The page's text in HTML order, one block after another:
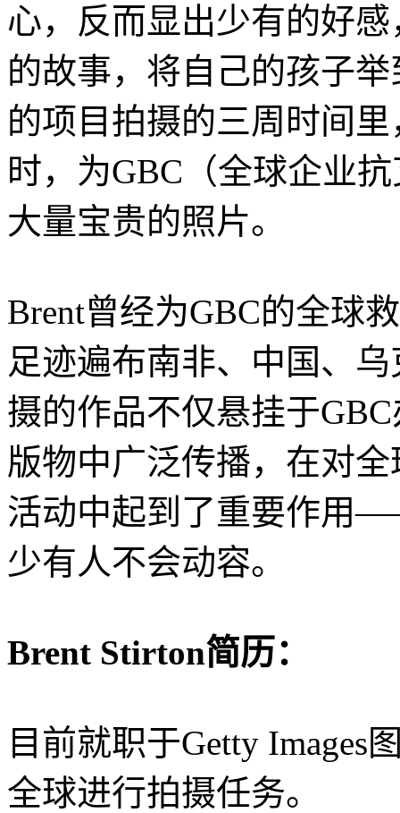
心，反而显出少有的好
的故事，将自己的孩子
的项目拍摄的三周时间
时，为GBC（全球企业
大量宝贵的照片。
Brent曾经为GBC的全球
足迹遍布南非、中国、
摄的作品不仅悬挂于
版物中广泛传播，在对
活动中起到了重要作用
少有人不会动容。
Brent Stirton简历：
目前就职于Getty Images
全球进行拍摄任务。